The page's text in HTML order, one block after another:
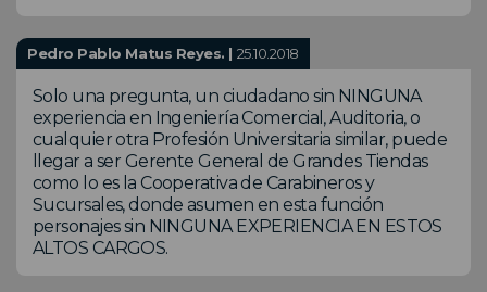
Pedro Pablo Matus Reyes. | 25.10.2018
Solo una pregunta, un ciudadano sin NINGUNA
experiencia en Ingeniería Comercial, Auditoria, o
cualquier otra Profesión Universitaria similar, puede
llegar a ser Gerente General de Grandes Tiendas
como lo es la Cooperativa de Carabineros y
Sucursales, donde asumen en esta función
personajes sin NINGUNA EXPERIENCIA EN ESTOS
ALTOS CARGOS.